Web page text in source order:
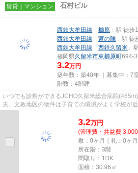
賃貸｜マンション 石村ビル
西鉄大牟田線 「櫛原 」駅 徒歩
西鉄大牟田線 「宮の陣 」駅 徒
西鉄大牟田線 「西鉄久留米 」
福岡県久留米市東櫛原町694-3
3.2万円
築年数：築40年 ｜募集中： 7
階数：4階建
いつでも診察ができるJCHO久留米総合病院
夫。文教地区の物件は子育ての環境がよく学校が
まで徒歩13分という駅近な物件は...
3.2万円
(管理費・共益費
敷：0ヶ月｜礼：0ヶ月
所在階：3階
間取り：1DK
面積：30.96㎡